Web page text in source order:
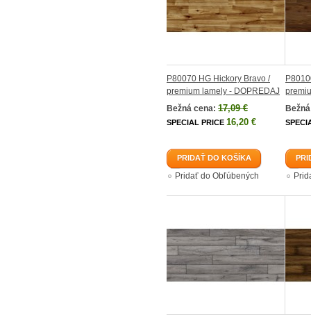
P80070 HG Hickory Bravo /
premium lamely - DOPREDAJ
Bežná cena: 17,09 €
SPECIAL PRICE 16,20 €
PRIDAŤ DO KOŠÍKA
Pridať do Obľúbených